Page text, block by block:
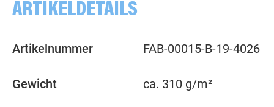
ARTIKELDETAILS
Artikelnummer FAB-00015-B-19-4026
Gewicht ca. 310 g/m²